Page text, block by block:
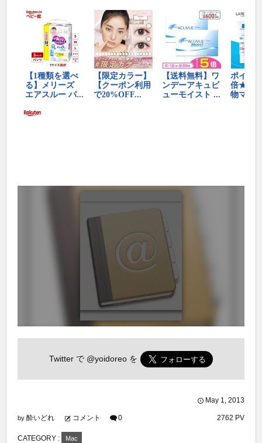
Twitter で @yoidoreo を
May 1 2013
by 酔いどれ コメント 0 2762 PV
CATEGORY : Mac